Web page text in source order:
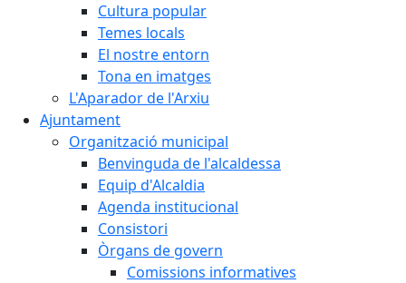
Cultura popular
Temes locals
El nostre entorn
Tona en imatges
L'Aparador de l'Arxiu
Ajuntament
Organització municipal
Benvinguda de l'alcaldessa
Equip d'Alcaldia
Agenda institucional
Consistori
Òrgans de govern
Comissions informatives